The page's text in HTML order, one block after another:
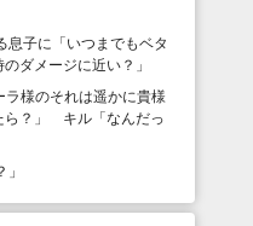
子に「いつまでもベタ
ダメージに近い？ 」
様のそれは遥かに貴様
ら？」 キル「なんだっ
」